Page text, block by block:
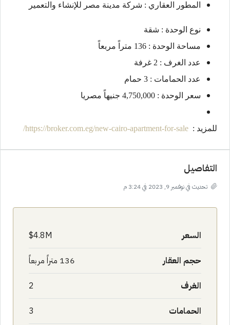
المطور العقاري : شركة مدينة مصر للإنشاء والتعمير
نوع الوحدة : شقة
مساحة الوحدة : 136 متراً مربعاً
عدد الغرف : 2 غرفة
عدد الحمامات : 3 حمام
سعر الوحدة : 4,750,000 جنيهاً مصريا
للمزيد : https://broker.com.eg/new-cairo-apartment-for-sale/
التفاصيل
تحديث في نوفمبر 9, 2023 في 3:24 م
السعر 4.8M$
حجم العقار 136 متراً مربعاً
الغرف 2
الحمامات 3